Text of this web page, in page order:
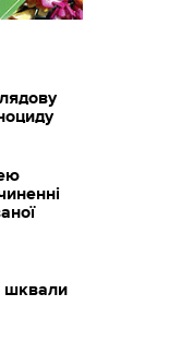
шквали